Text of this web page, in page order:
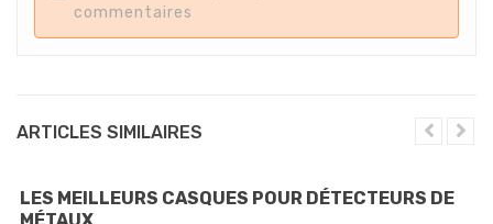
commentaires
ARTICLES SIMILAIRES
LES MEILLEURS CASQUES POUR DÉTECTEURS DE